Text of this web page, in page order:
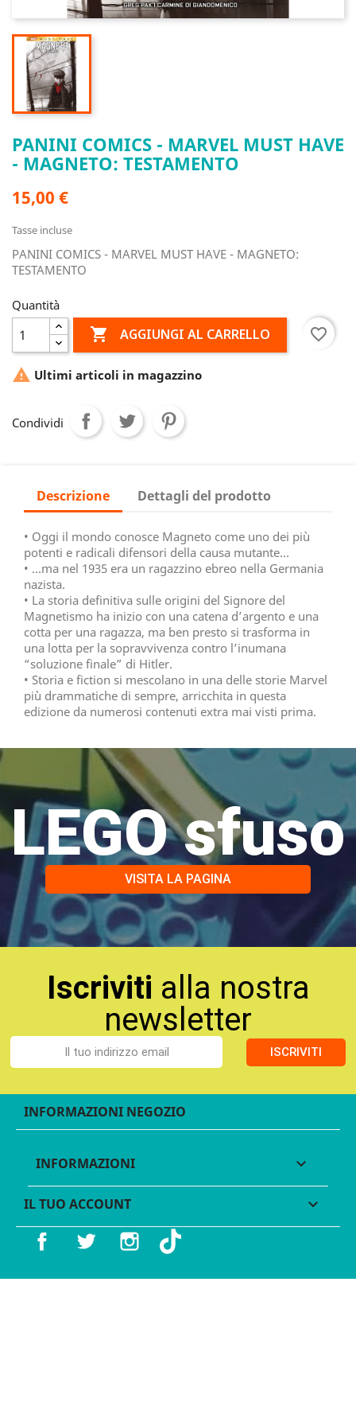
PANINI COMICS - MARVEL MUST HAVE
- MAGNETO: TESTAMENTO
15,00 €
Tasse incluse
PANINI COMICS - MARVEL MUST HAVE - MAGNETO:
TESTAMENTO
Quantità
 AGGIUNGI AL CARRELLO favorite_border
 Ultimi articoli in magazzino
Condividi
Descrizione Dettagli del prodotto
• Oggi il mondo conosce Magneto come uno dei più
potenti e radicali difensori della causa mutante…
• …ma nel 1935 era un ragazzino ebreo nella Germania
nazista.
• La storia definitiva sulle origini del Signore del
Magnetismo ha inizio con una catena d’argento e una
cotta per una ragazza, ma ben presto si trasforma in
una lotta per la sopravvivenza contro l’inumana
“soluzione finale” di Hitler.
• Storia e fiction si mescolano in una delle storie Marvel
più drammatiche di sempre, arricchita in questa
edizione da numerosi contenuti extra mai visti prima.
LEGO sfuso
VISITA LA PAGINA
Iscriviti alla nostra
newsletter
ISCRIVITI
INFORMAZIONI NEGOZIO
INFORMAZIONI 
IL TUO ACCOUNT 
Facebook Twitter Instagram